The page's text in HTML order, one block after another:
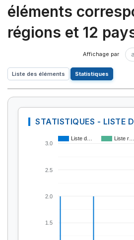
éléments
régions et 12
Liste des éléments Statistiques
STATISTIQUES - LISTE
Liste d… Liste r…
1.5
2.0
2.5
3.0